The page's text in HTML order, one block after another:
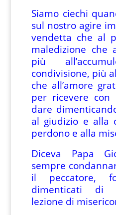
Siamo ciechi
sul nostro agire
vendetta che al
maledizione che
più
condivisione, più
che all’amore
per ricevere con
dare
al giudizio e alla
perdono e alla
Diceva Papa
sempre
il peccatore,
dimenticati di
lezione di